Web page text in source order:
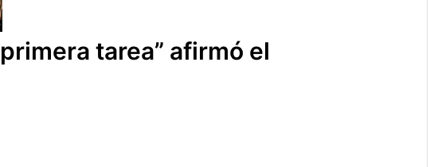
tarea” afirmó el